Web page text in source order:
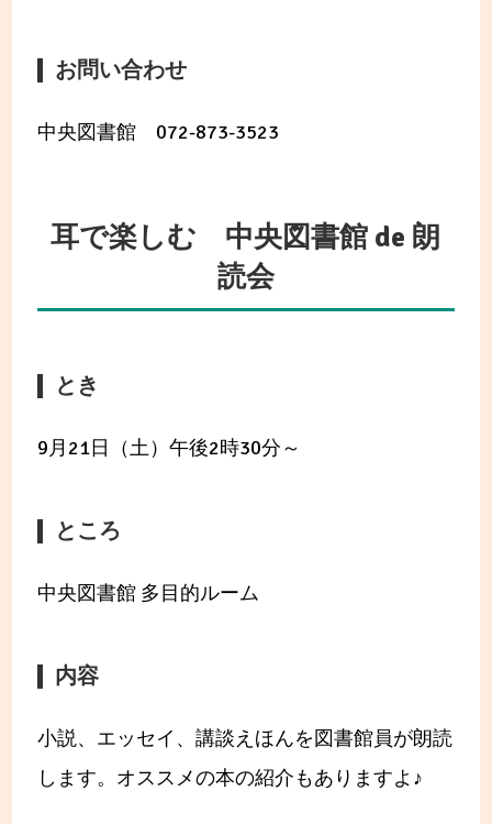
お問い合わせ
中央図書館 072-873-3523
耳で楽しむ 中央図書館 de 朗
読会
とき
9月21日（土）午後2時30分～
ところ
中央図書館 多目的ルーム
内容
小説、エッセイ、講談えほんを図書館員が朗読
します。オススメの本の紹介もありますよ♪